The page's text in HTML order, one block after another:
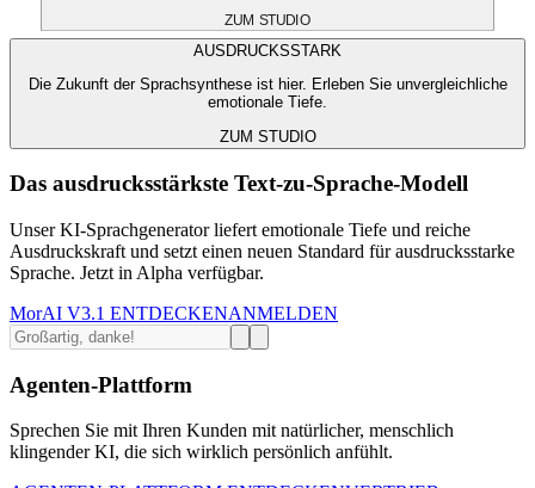
ZUM STUDIO
AUSDRUCKSSTARK
Die Zukunft der Sprachsynthese ist hier. Erleben Sie unvergleichliche
emotionale Tiefe.
ZUM STUDIO
Das ausdrucksstärkste Text-zu-Sprache-Modell
Unser KI-Sprachgenerator liefert emotionale Tiefe und reiche
Ausdruckskraft und setzt einen neuen Standard für ausdrucksstarke
Sprache. Jetzt in Alpha verfügbar.
MorAI V3.1 ENTDECKENANMELDEN
Agenten-Plattform
Sprechen Sie mit Ihren Kunden mit natürlicher, menschlich
klingender KI, die sich wirklich persönlich anfühlt.